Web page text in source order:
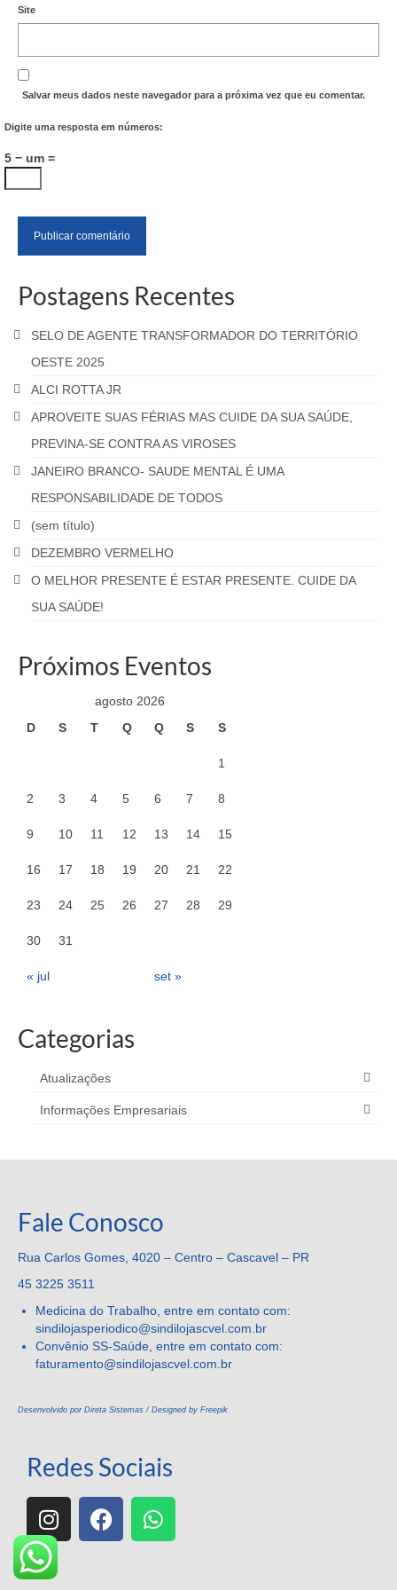
Site
Salvar meus dados neste navegador para a próxima vez que eu comentar.
Digite uma resposta em números:
5 − um =
Postagens Recentes
SELO DE AGENTE TRANSFORMADOR DO TERRITÓRIO
OESTE 2025
ALCI ROTTA JR
APROVEITE SUAS FÉRIAS MAS CUIDE DA SUA SAÚDE,
PREVINA-SE CONTRA AS VIROSES
JANEIRO BRANCO- SAUDE MENTAL É UMA
RESPONSABILIDADE DE TODOS
(sem título)
DEZEMBRO VERMELHO
O MELHOR PRESENTE É ESTAR PRESENTE. CUIDE DA
SUA SAÚDE!
Próximos Eventos
agosto 2026
D
S T Q Q S S
1
2 3 4 5 6 7 8
9 10 11 12 13 14 15
16 17 18 19 20 21 22
23 24 25 26 27 28 29
30 31
« jul set »
Categorias
Atualizações
Informações Empresariais
Fale Conosco
Rua Carlos Gomes, 4020 – Centro – Cascavel – PR
45 3225 3511
Medicina do Trabalho, entre em contato com:
sindilojasperiodico@sindilojascvel.com.br
Convênio SS-Saúde, entre em contato com:
faturamento@sindilojascvel.com.br
Desenvolvido por Direta Sistemas / Designed by Freepik
Redes Sociais